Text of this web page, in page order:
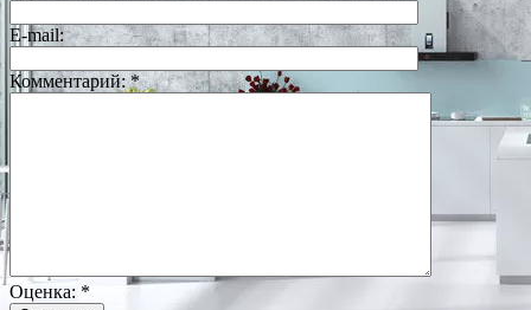
E-mail:
Комментарий:*
Оценка: *